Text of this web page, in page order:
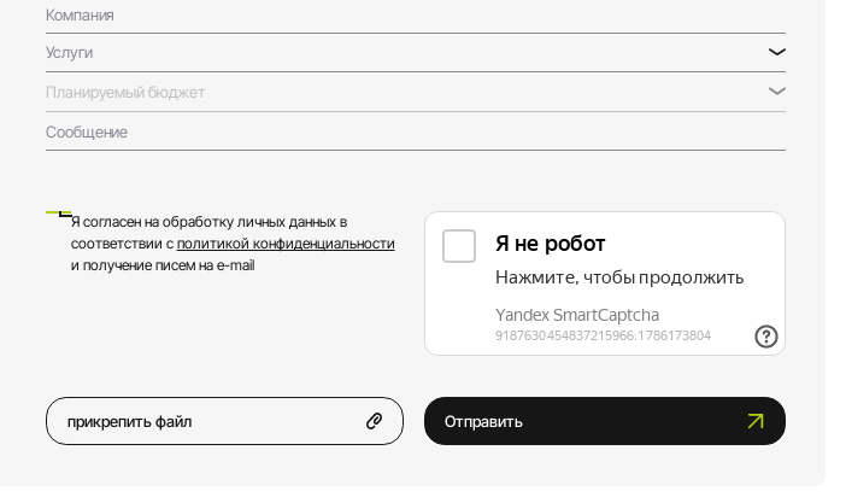
Компания
Услуги
Планируемый бюджет
Сообщение
Я согласен на обработку личных данных в
соответствии с политикой конфиденциальности
и получение писем на e-mail
прикрепить файл Отправить